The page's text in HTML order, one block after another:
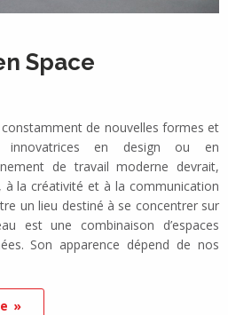
Space
de nouvelles formes et
innovatrices en design ou en
de travail moderne devrait,
à la créativité et à la communication
un lieu destiné à se concentrer sur
est une combinaison d’espaces
Son apparence dépend de nos
»